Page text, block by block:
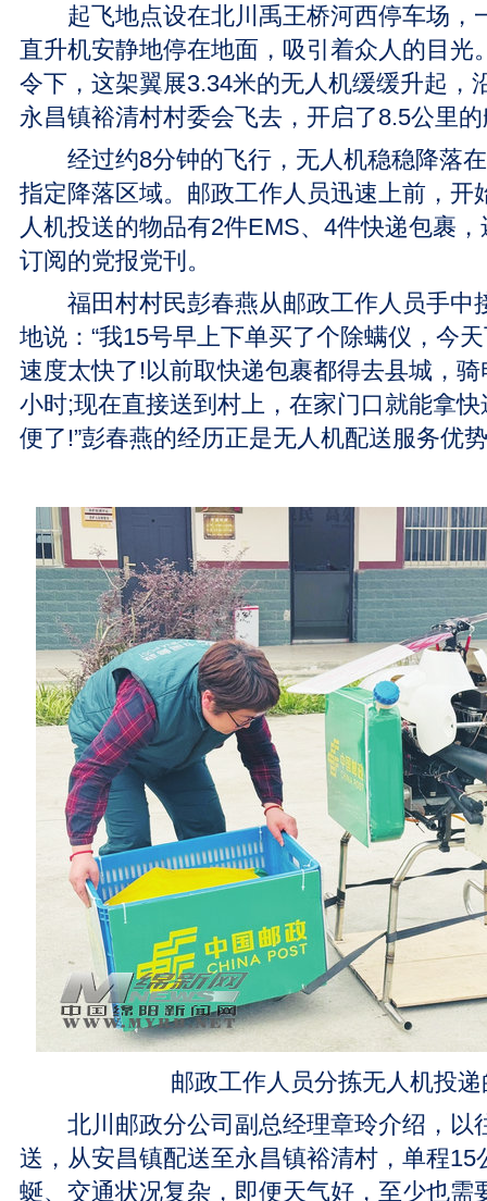
起飞地点设在北川禹王桥河西停车场，
直升机安静地停在地面，吸引着众人的目光
令下，这架翼展3.34米的无人机缓缓升起，
永昌镇裕清村村委会飞去，开启了8.5公里
经过约8分钟的飞行，无人机稳稳降落在
指定降落区域。邮政工作人员迅速上前，开
人机投送的物品有2件EMS、4件快递包裹
订阅的党报党刊。
福田村村民彭春燕从邮政工作人员手中
地说：“我15号早上下单买了个除螨仪，今
速度太快了!以前取快递包裹都得去县城，
小时;现在直接送到村上，在家门口就能拿
便了!”彭春燕的经历正是无人机配送服务优
邮政工作人员分拣无人机投
北川邮政分公司副总经理章玲介绍，以
送，从安昌镇配送至永昌镇裕清村，单程15
蜒、交通状况复杂，即便天气好，至少也需